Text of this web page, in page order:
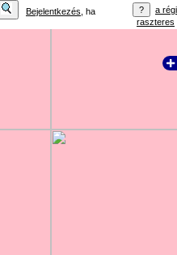
Bejelentkezés , ha
a régi
raszteres